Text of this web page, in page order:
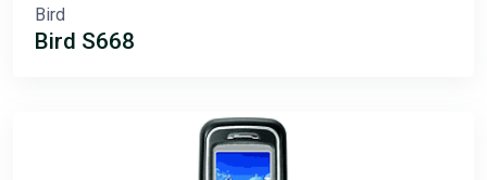
Bird
Bird S668